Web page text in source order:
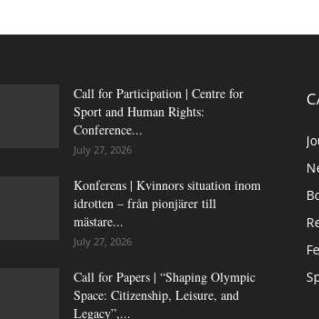
Call for Participation | Centre for
Sport and Human Rights:
Conference...
July 27, 2026
Konferens | Kvinnors situation inom
idrotten – från pionjärer till
mästare...
July 27, 2026
Call for Papers | “Shaping Olympic
Space: Citizenship, Leisure, and
Legacy”,...